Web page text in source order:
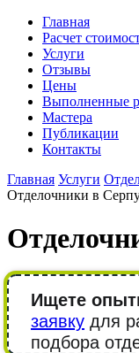
Главная
Расчет
Услуги
Отзывы
Цены
Выполненные
Мастера
Публикации
Контакты
Главная Услуги
Отделочники в
Ищете
заявку для
подбора